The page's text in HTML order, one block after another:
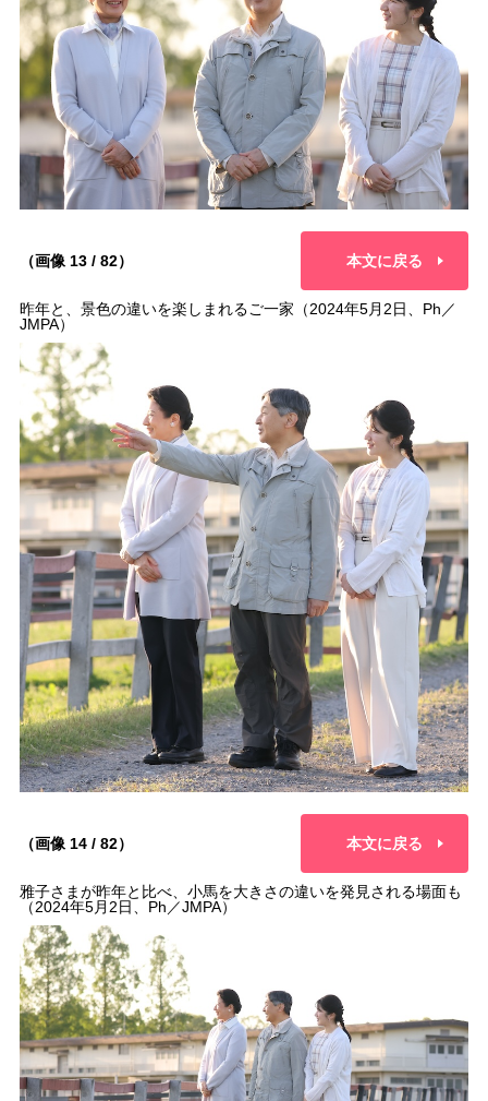
（画像 13 / 82） 本文に戻る
昨年と、景色の違いを楽しまれるご一家（2024年5月2日、Ph／
JMPA）
（画像 14 / 82） 本文に戻る
雅子さまが昨年と比べ、小馬を大きさの違いを発見される場面も
（2024年5月2日、Ph／JMPA）